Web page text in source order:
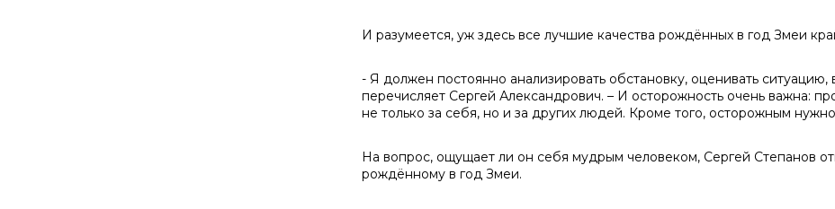
И разумеется, уж здесь все лучшие качества рождённых в год Змеи
- Я должен постоянно анализировать обстановку, оценивать
перечисляет Сергей Александрович. – И осторожность очень важна:
не только за себя, но и за других людей. Кроме того, осторожным
На вопрос, ощущает ли он себя мудрым человеком, Сергей Степанов
рождённому в год Змеи.